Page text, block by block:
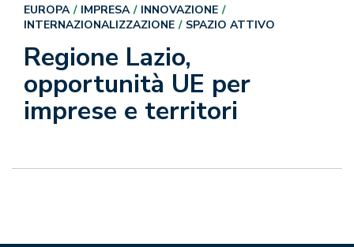
Regione Lazio,
opportunità UE per
imprese e territori
EUROPA
IMPRESA
INNOVAZIONE
INTERNAZIONALIZZAZIONE
SPAZIO ATTIVO